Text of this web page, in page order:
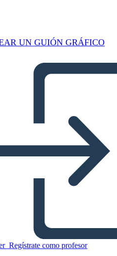
UN GUIÓN GRÁFICO
Regístrate como profesor
guión gráfico